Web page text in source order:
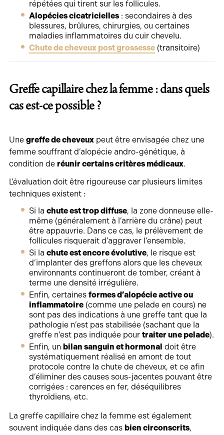
répétées qui tirent sur les follicules.
Alopécies cicatricielles: secondaires à des
blessures, brûlures, chirurgies, ou certaines
maladies inflammatoires du cuir chevelu.
Chute de cheveux post grossesse(transitoire)
Greffe capillaire chez la femme : dans quels
cas est-ce possible ?
Une greffe de cheveuxpeut être envisagée chez une
femme souffrant d’alopécie andro-génétique, à
condition de réunir certains critères médicaux.
L’évaluation doit être rigoureuse car plusieurs limites
techniques existent :
Si la chute est trop diffuse, la zone donneuse elle-
même (généralement à l’arrière du crâne) peut
être appauvrie. Dans ce cas, le prélèvement de
follicules risquerait d’aggraver l’ensemble.
Si la chute est encore évolutive, le risque est
d’implanter des greffons alors que les cheveux
environnants continueront de tomber, créant à
terme une densité irrégulière.
Enfin, certaines formes d’alopécie active ou
inflammatoire(comme une pelade en cours) ne
sont pas des indications à une greffe tant que la
pathologie n’est pas stabilisée (sachant que la
greffe n’est pas indiquée pour traiter une pelade).
Enfin, un bilan sanguin et hormonal doit être
systématiquement réalisé en amont de tout
protocole contre la chute de cheveux, et ce afin
d’éliminer des causes sous-jacentes pouvant être
corrigées : carences en fer, déséquilibres
thyroïdiens, etc.
La greffe capillaire chez la femme est également
souvent indiquée dans des cas bien circonscrits,